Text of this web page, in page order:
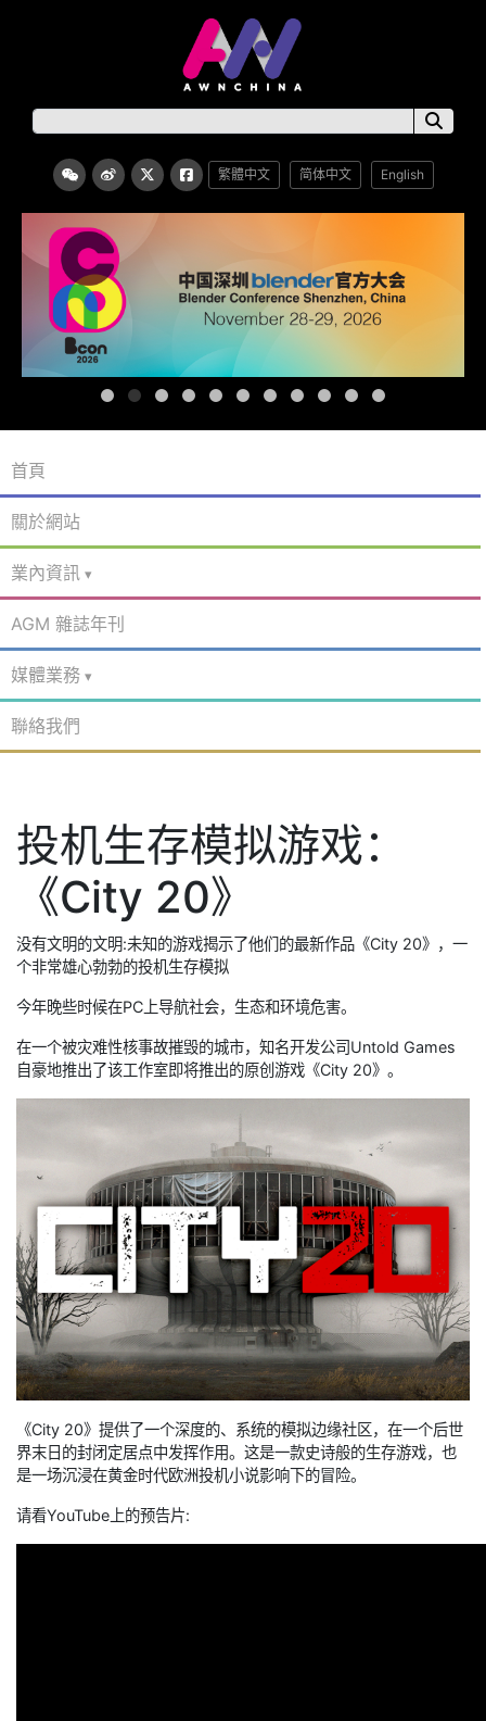
繁體中文 简体中文 English
首頁
關於網站
業內資訊
AGM 雜誌年刊
媒體業務
聯絡我們
投机生存模拟游戏：
《City 20》
没有文明的文明:未知的游戏揭示了他们的最新作品《City 20》，一
个非常雄心勃勃的投机生存模拟
今年晚些时候在PC上导航社会，生态和环境危害。
在一个被灾难性核事故摧毁的城市，知名开发公司Untold Games
自豪地推出了该工作室即将推出的原创游戏《City 20》。
《City 20》提供了一个深度的、系统的模拟边缘社区，在一个后世
界末日的封闭定居点中发挥作用。这是一款史诗般的生存游戏，也
是一场沉浸在黄金时代欧洲投机小说影响下的冒险。
请看YouTube上的预告片: